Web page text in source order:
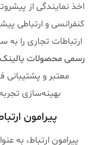
اخذ نمایندگی از
کنفرانسی و ارتباطی
ارتباطات تجاری را
رسمی محصولات
معتبر و پشتیبانی
بهینه‌سازی
پیرامون
پیرامون ارتباط، به